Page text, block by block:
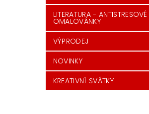
LITERATURA - ANTISTRESOVÉ
OMALOVÁNKY
VÝPRODEJ
NOVINKY
KREATIVNÍ SVÁTKY